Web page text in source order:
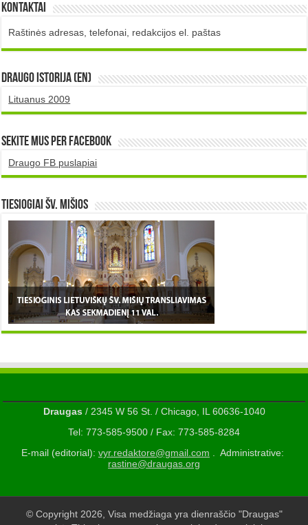
Kontaktai
Raštinės adresas, telefonai, redakcijos el. paštas
DRAUGO istorija (EN)
Lituanus 2009
Sekite mus per Facebook
Draugo FB puslapiai
TIESIOGIAI šv. MIŠIOS
Draugas/ 2345 W 56 St. / Chicago, IL 60636-1040
Tel: 773-585-9500 / Fax: 773-585-8284
E-mail (editorial): vyr.redaktore@gmail.com . Administrative:
rastine@draugas.org
© Copyright 2026, Visa medžiaga yra dienraščio "Draugas"